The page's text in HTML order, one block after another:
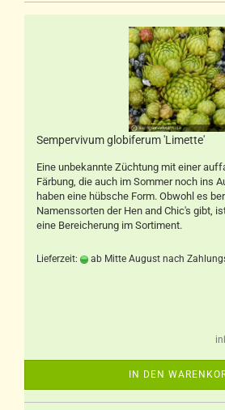
Sempervivum globiferum 'Limette'
Eine unbekannte Züchtung mit einer
Färbung, die auch im Sommer noch ins
haben eine hübsche Form. Obwohl es
Namenssorten der Hen and Chic's gibt,
eine Bereicherung im Sortiment.
Lieferzeit: ab Mitte August nach
IN DEN